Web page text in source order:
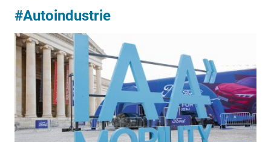
#Autoindustrie